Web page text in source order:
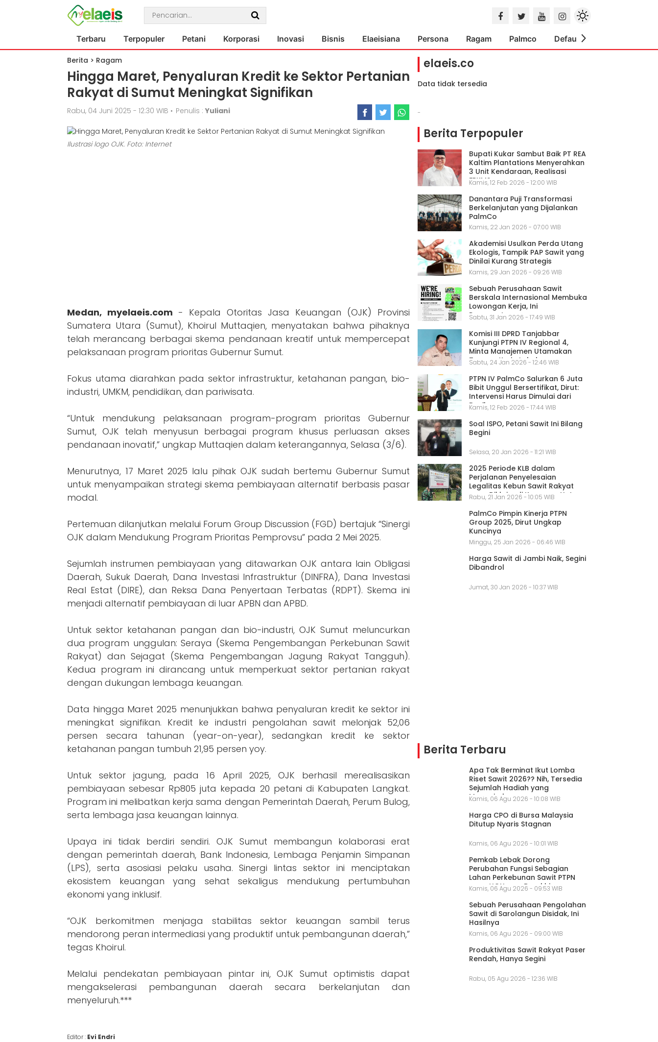
Terbaru Terpopuler Petani Korporasi Inovasi Bisnis Elaeisiana Persona Ragam Palmco Default
Berita > Ragam
Hingga Maret, Penyaluran Kredit ke Sektor Pertanian
Rakyat di Sumut Meningkat Signifikan
Rabu, 04 Juni 2025 - 12:30 WIB • Penulis : Yuliani
Ilustrasi logo OJK. Foto: Internet
Medan, myelaeis.com - Kepala Otoritas Jasa Keuangan (OJK) Provinsi
Sumatera Utara (Sumut), Khoirul Muttaqien, menyatakan bahwa pihaknya
telah merancang berbagai skema pendanaan kreatif untuk mempercepat
pelaksanaan program prioritas Gubernur Sumut.
Fokus utama diarahkan pada sektor infrastruktur, ketahanan pangan, bio-
industri, UMKM, pendidikan, dan pariwisata.
“Untuk mendukung pelaksanaan program-program prioritas Gubernur
Sumut, OJK telah menyusun berbagai program khusus perluasan akses
pendanaan inovatif,” ungkap Muttaqien dalam keterangannya, Selasa (3/6).
Menurutnya, 17 Maret 2025 lalu pihak OJK sudah bertemu Gubernur Sumut
untuk menyampaikan strategi skema pembiayaan alternatif berbasis pasar
modal.
Pertemuan dilanjutkan melalui Forum Group Discussion (FGD) bertajuk “Sinergi
OJK dalam Mendukung Program Prioritas Pemprovsu” pada 2 Mei 2025.
Sejumlah instrumen pembiayaan yang ditawarkan OJK antara lain Obligasi
Daerah, Sukuk Daerah, Dana Investasi Infrastruktur (DINFRA), Dana Investasi
Real Estat (DIRE), dan Reksa Dana Penyertaan Terbatas (RDPT). Skema ini
menjadi alternatif pembiayaan di luar APBN dan APBD.
Untuk sektor ketahanan pangan dan bio-industri, OJK Sumut meluncurkan
dua program unggulan: Seraya (Skema Pengembangan Perkebunan Sawit
Rakyat) dan Sejagat (Skema Pengembangan Jagung Rakyat Tangguh).
Kedua program ini dirancang untuk memperkuat sektor pertanian rakyat
dengan dukungan lembaga keuangan.
Data hingga Maret 2025 menunjukkan bahwa penyaluran kredit ke sektor ini
meningkat signifikan. Kredit ke industri pengolahan sawit melonjak 52,06
persen secara tahunan (year-on-year), sedangkan kredit ke sektor
ketahanan pangan tumbuh 21,95 persen yoy.
Untuk sektor jagung, pada 16 April 2025, OJK berhasil merealisasikan
pembiayaan sebesar Rp805 juta kepada 20 petani di Kabupaten Langkat.
Program ini melibatkan kerja sama dengan Pemerintah Daerah, Perum Bulog,
serta lembaga jasa keuangan lainnya.
Upaya ini tidak berdiri sendiri. OJK Sumut membangun kolaborasi erat
dengan pemerintah daerah, Bank Indonesia, Lembaga Penjamin Simpanan
(LPS), serta asosiasi pelaku usaha. Sinergi lintas sektor ini menciptakan
ekosistem keuangan yang sehat sekaligus mendukung pertumbuhan
ekonomi yang inklusif.
“OJK berkomitmen menjaga stabilitas sektor keuangan sambil terus
mendorong peran intermediasi yang produktif untuk pembangunan daerah,”
tegas Khoirul.
Melalui pendekatan pembiayaan pintar ini, OJK Sumut optimistis dapat
mengakselerasi pembangunan daerah secara berkelanjutan dan
menyeluruh.***
Editor : Evi Endri
elaeis.co
Data tidak tersedia
-
Berita Terpopuler
Bupati Kukar Sambut Baik PT REA
Kaltim Plantations Menyerahkan
3 Unit Kendaraan, Realisasi
FPKMS
Kamis, 12 Feb 2026 - 12:00 WIB
Danantara Puji Transformasi
Berkelanjutan yang Dijalankan
PalmCo
Kamis, 22 Jan 2026 - 07:00 WIB
Akademisi Usulkan Perda Utang
Ekologis, Tampik PAP Sawit yang
Dinilai Kurang Strategis
Kamis, 29 Jan 2026 - 09:26 WIB
Sebuah Perusahaan Sawit
Berskala Internasional Membuka
Lowongan Kerja, Ini
Persyaratannya
Sabtu, 31 Jan 2026 - 17:49 WIB
Komisi III DPRD Tanjabbar
Kunjungi PTPN IV Regional 4,
Minta Manajemen Utamakan
Tenaga Kerja Lokal
Sabtu, 24 Jan 2026 - 12:46 WIB
PTPN IV PalmCo Salurkan 6 Juta
Bibit Unggul Bersertifikat, Dirut:
Intervensi Harus Dimulai dari
Benih
Kamis, 12 Feb 2026 - 17:44 WIB
Soal ISPO, Petani Sawit Ini Bilang
Begini
Selasa, 20 Jan 2026 - 11:21 WIB
2025 Periode KLB dalam
Perjalanan Penyelesaian
Legalitas Kebun Sawit Rakyat
yang Diklaim di Kawasan Hutan
Rabu, 21 Jan 2026 - 10:05 WIB
PalmCo Pimpin Kinerja PTPN
Group 2025, Dirut Ungkap
Kuncinya
Minggu, 25 Jan 2026 - 06:46 WIB
Harga Sawit di Jambi Naik, Segini
Dibandrol
Jumat, 30 Jan 2026 - 10:37 WIB
Berita Terbaru
Apa Tak Berminat Ikut Lomba
Riset Sawit 2026?? Nih, Tersedia
Sejumlah Hadiah yang
Menggiurkan
Kamis, 06 Agu 2026 - 10:08 WIB
Harga CPO di Bursa Malaysia
Ditutup Nyaris Stagnan
Kamis, 06 Agu 2026 - 10:01 WIB
Pemkab Lebak Dorong
Perubahan Fungsi Sebagian
Lahan Perkebunan Sawit PTPN
yang HGU-nya Berakhir
Kamis, 06 Agu 2026 - 09:53 WIB
Sebuah Perusahaan Pengolahan
Sawit di Sarolangun Disidak, Ini
Hasilnya
Kamis, 06 Agu 2026 - 09:00 WIB
Produktivitas Sawit Rakyat Paser
Rendah, Hanya Segini
Rabu, 05 Agu 2026 - 12:36 WIB